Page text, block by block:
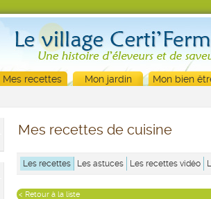
Mes recettes Mon jardin Mon bien
Mes recettes de cuisine
Les recettes Les astuces Les recettes vidéo
< Retour à la liste